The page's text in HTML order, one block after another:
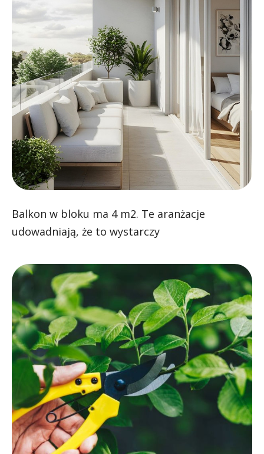
Balkon w bloku ma 4 m2. Te aranżacje
udowadniają, że to wystarczy